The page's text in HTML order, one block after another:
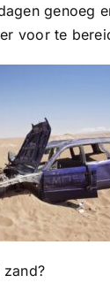
genoeg
voor te
zand?